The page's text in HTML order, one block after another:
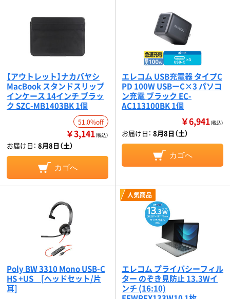
【アウトレット】ナカバヤシ
MacBook スタンドスリップ
インケース 14インチ ブラッ
ク SZC-MB1403BK 1個
51.0%off
￥3,141（税込）
お届け日： 8月8日（土）
カゴへ
エレコム USB充電器 タイプC
PD 100W USBーC×3 パソコ
ン充電 ブラック EC-
AC113100BK 1個
￥6,941（税込）
お届け日： 8月8日（土）
カゴへ
Poly BW 3310 Mono USB-C
HS +US [ヘッドセット/片
耳]
人気商品
エレコム プライバシーフィル
ター のぞき見防止 13.3Wイ
ンチ (16:10)